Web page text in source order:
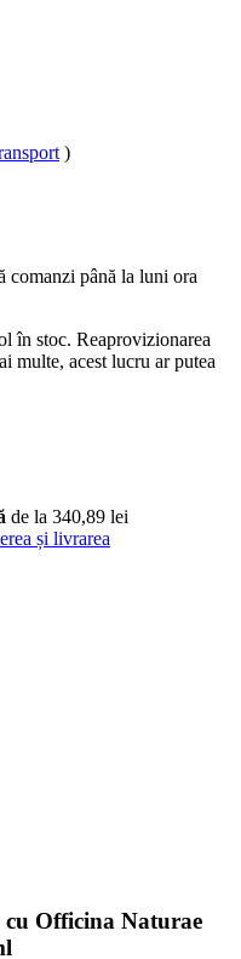
)
comanzi până la luni ora
în stoc. Reaprovizionarea
multe, acest lucru ar putea
de la 340,89 lei
și livrarea
Officina Naturae